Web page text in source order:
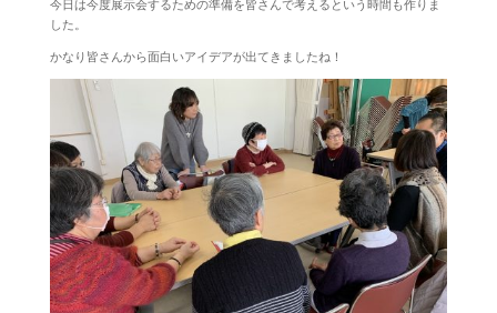
今日は今度展示会するための準備を皆さんで考えるという時間も作りま
した。
かなり皆さんから面白いアイデアが出てきましたね！